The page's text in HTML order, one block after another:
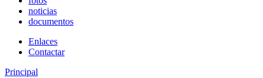
noticias
documentos
Enlaces
Contactar
Principal